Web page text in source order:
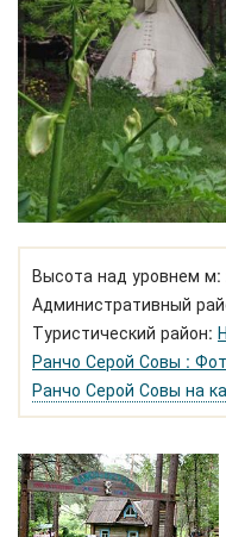
Высота над уровнем м:
Административный
Туристический район:
Ранчо Серой Совы :
Ранчо Серой Совы на